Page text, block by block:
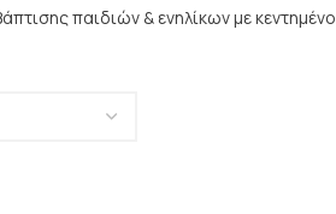
παιδιών & ενηλίκων με